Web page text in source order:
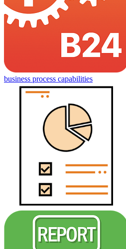
business process capabilities